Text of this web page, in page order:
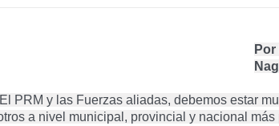
PRM y las Fuerzas aliadas, debemos estar
a nivel municipal, provincial y nacional